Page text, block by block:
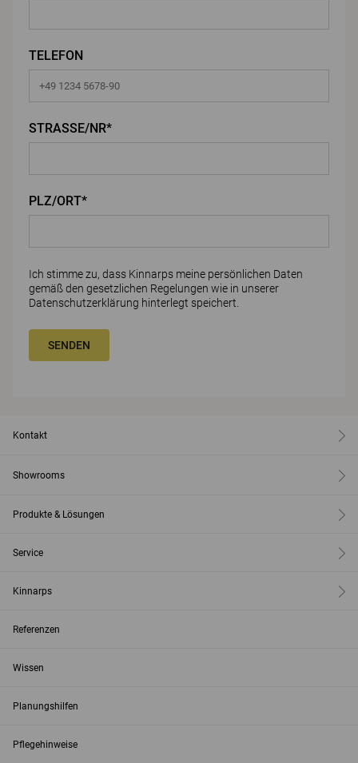
TELEFON
STRASSE/NR*
PLZ/ORT*
Ich stimme zu, dass Kinnarps meine persönlichen Daten
gemäß den gesetzlichen Regelungen wie in unserer
Datenschutzerklärung hinterlegt speichert.
SENDEN
Kontakt
Showrooms
Produkte & Lösungen
Service
Kinnarps
Referenzen
Wissen
Planungshilfen
Pflegehinweise